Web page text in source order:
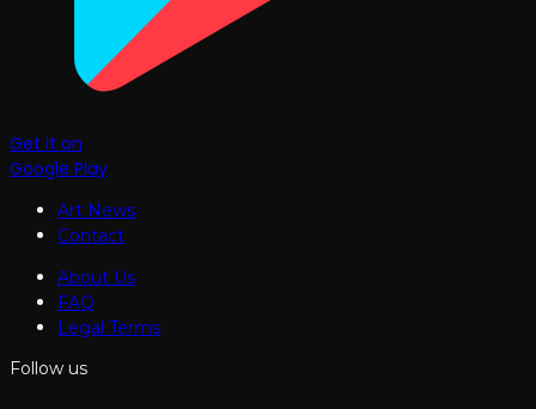
Get it on
Google Play
Art News
Contact
About Us
FAQ
Legal Terms
Follow us